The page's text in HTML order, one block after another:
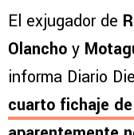
El exjugador de
Olancho y
informa Diario
cuarto fichaje